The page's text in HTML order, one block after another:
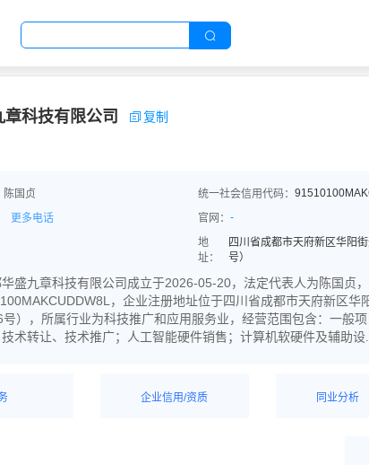
章科技有限公司 复制
陈国贞 统一社会信用代码：
更多电话 官网： -
地
址：
四川省成都市天府新区华阳
号）
盛九章科技有限公司成立于2026-05-20，法定代表人为陈国贞
，企业注册地址位于四川省成都市天府新区华
号），所属行业为科技推广和应用服务业，经营范围包含：一般
术转让、技术推广；人工智能硬件销售；计算机软硬件及辅助设...
企业信用/资质
同业分析